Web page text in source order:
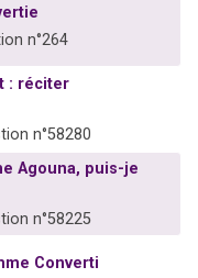
n°264
: réciter
n°58280
Agouna, puis-je
n°58225
Converti